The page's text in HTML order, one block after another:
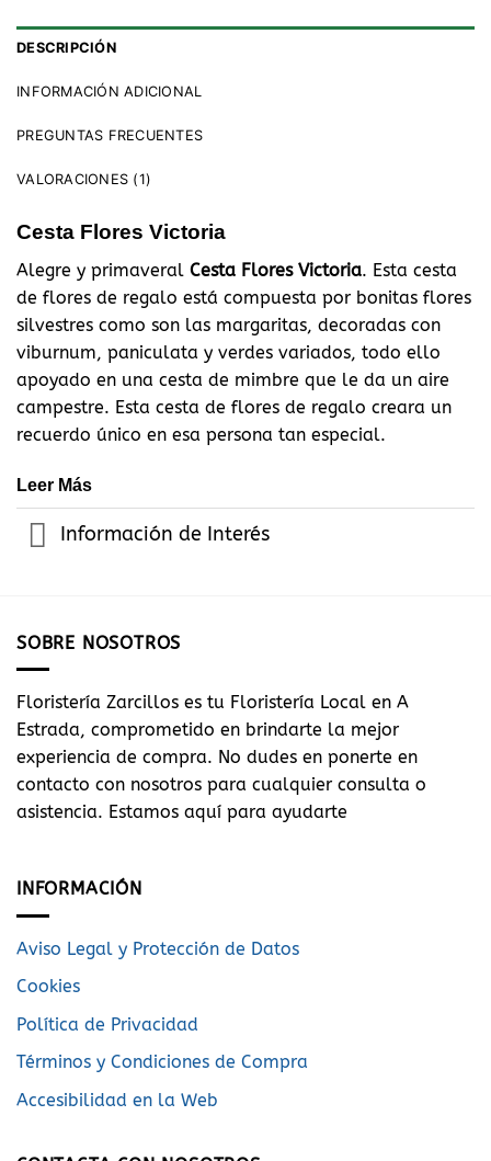
DESCRIPCIÓN
INFORMACIÓN ADICIONAL
PREGUNTAS FRECUENTES
VALORACIONES (1)
Cesta Flores Victoria
Alegre y primaveral Cesta Flores Victoria. Esta cesta
de flores de regalo está compuesta por bonitas flores
silvestres como son las margaritas, decoradas con
viburnum, paniculata y verdes variados, todo ello
apoyado en una cesta de mimbre que le da un aire
campestre. Esta cesta de flores de regalo creara un
recuerdo único en esa persona tan especial.
Leer Más
Información de Interés
SOBRE NOSOTROS
Floristería Zarcillos es tu Floristería Local en A
Estrada, comprometido en brindarte la mejor
experiencia de compra. No dudes en ponerte en
contacto con nosotros para cualquier consulta o
asistencia. Estamos aquí para ayudarte
INFORMACIÓN
Aviso Legal y Protección de Datos
Cookies
Política de Privacidad
Términos y Condiciones de Compra
Accesibilidad en la Web